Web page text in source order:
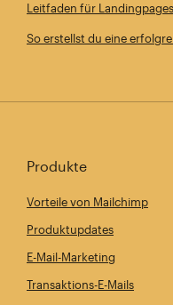
Leitfaden für
So erstellst du eine
Produkte
Vorteile von Mailchimp
Produktupdates
E-Mail-Marketing
Transaktions-E-Mails